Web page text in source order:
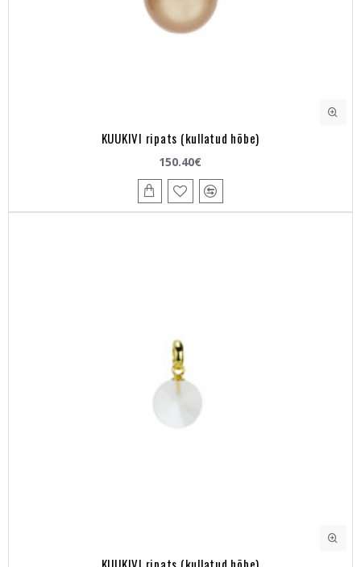
KUUKIVI ripats (kullatud hõbe)
150.40€